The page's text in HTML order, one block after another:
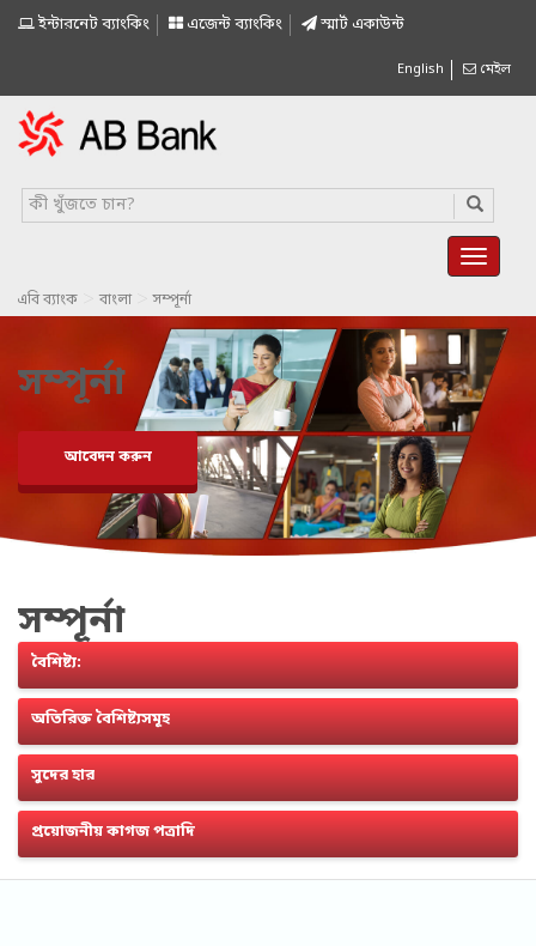
ইন্টারনেট ব্যাংকিং এজেন্ট ব্যাংকিং স্মাৰ্ট একাউন্ট
English মেইল
এবি ব্যাংক বাংলা সম্পূর্না
সম্পূর্না
আবেদন করুন
সম্পূর্না
বৈশিষ্ট্য:
অতিরিক্ত বৈশিষ্ট্যসমূহ
সুদের হার
প্রয়োজনীয় কাগজ পত্রাদি